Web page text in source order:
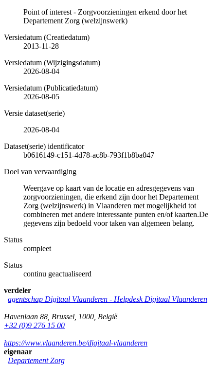
Point of interest - Zorgvoorzieningen erkend door het
Departement Zorg (welzijnswerk)
Versiedatum (Creatiedatum)
2013-11-28
Versiedatum (Wijzigingsdatum)
2026-08-04
Versiedatum (Publicatiedatum)
2026-08-05
Versie dataset(serie)
2026-08-04
Dataset(serie) identificator
b0616149-c151-4d78-ac8b-793f1b8ba047
Doel van vervaardiging
Weergave op kaart van de locatie en adresgegevens van
zorgvoorzieningen, die erkend zijn door het Departement
Zorg (welzijnswerk) in Vlaanderen met mogelijkheid tot
combineren met andere interessante punten en/of kaarten.De
gegevens zijn bedoeld voor taken van algemeen belang.
Status
compleet
Status
continu geactualiseerd
verdeler
agentschap Digitaal Vlaanderen - Helpdesk Digitaal Vlaanderen
Havenlaan 88 Brussel 1000 België
+32 (0)9 276 15 00
https://www.vlaanderen.be/digitaal-vlaanderen
eigenaar
Departement Zorg